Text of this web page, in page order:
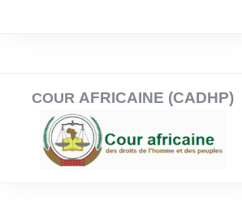
COUR AFRICAINE (CADHP)